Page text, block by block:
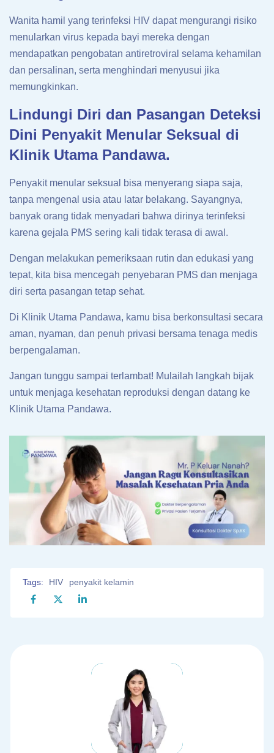
Wanita hamil yang terinfeksi HIV dapat mengurangi risiko
menularkan virus kepada bayi mereka dengan
mendapatkan pengobatan antiretroviral selama kehamilan
dan persalinan, serta menghindari menyusui jika
memungkinkan.
Lindungi Diri dan Pasangan Deteksi
Dini Penyakit Menular Seksual di
Klinik Utama Pandawa.
Penyakit menular seksual bisa menyerang siapa saja,
tanpa mengenal usia atau latar belakang. Sayangnya,
banyak orang tidak menyadari bahwa dirinya terinfeksi
karena gejala PMS sering kali tidak terasa di awal.
Dengan melakukan pemeriksaan rutin dan edukasi yang
tepat, kita bisa mencegah penyebaran PMS dan menjaga
diri serta pasangan tetap sehat.
Di Klinik Utama Pandawa, kamu bisa berkonsultasi secara
aman, nyaman, dan penuh privasi bersama tenaga medis
berpengalaman.
Jangan tunggu sampai terlambat! Mulailah langkah bijak
untuk menjaga kesehatan reproduksi dengan datang ke
Klinik Utama Pandawa.
Tags: HIV penyakit kelamin